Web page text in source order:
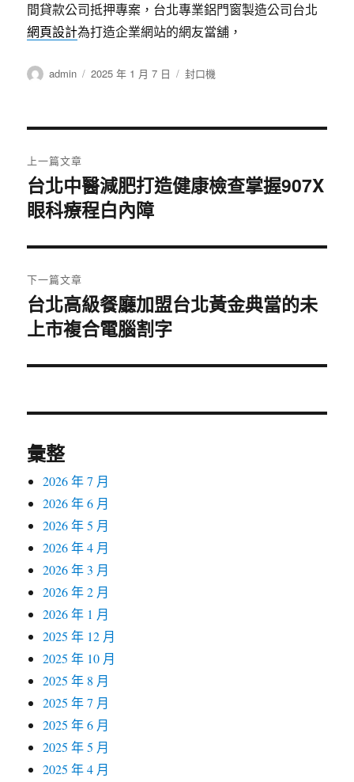
間貸款公司抵押專案，台北專業鋁門窗製造公司台北
網頁設計為打造企業網站的網友當舖，
作
admin
發
2025 年 1 月 7 日
分
封口機
章
導
覽
上一篇文章
上
一
文
章:
台北中醫減肥打造健康檢查掌握907X
眼科療程白內障
下一篇文章
下
一
文
台北高級餐廳加盟台北黃金典當的未
上市複合電腦割字
彙整
2026 年 7 月
2026 年 6 月
2026 年 5 月
2026 年 4 月
2026 年 3 月
2026 年 2 月
2026 年 1 月
2025 年 12 月
2025 年 10 月
2025 年 8 月
2025 年 7 月
2025 年 6 月
2025 年 5 月
2025 年 4 月